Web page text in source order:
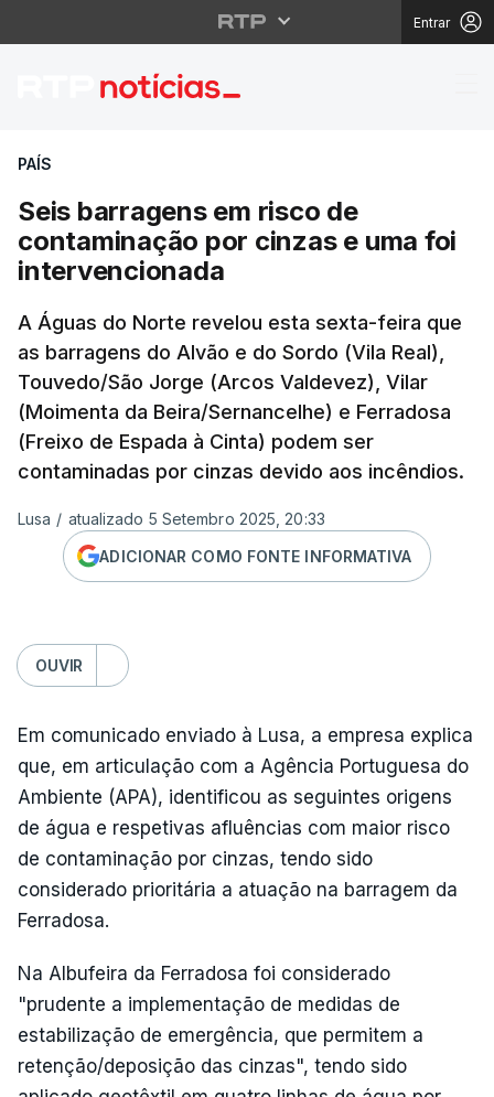
Entrar
Seis barragens em
PAÍS
Seis barragens em risco de
contaminação por cinzas e uma foi
intervencionada
A Águas do Norte revelou esta sexta-feira que
as barragens do Alvão e do Sordo (Vila Real),
Touvedo/São Jorge (Arcos Valdevez), Vilar
(Moimenta da Beira/Sernancelhe) e Ferradosa
(Freixo de Espada à Cinta) podem ser
contaminadas por cinzas devido aos incêndios.
Lusa / atualizado 5 Setembro 2025, 20:33
ADICIONAR COMO FONTE INFORMATIVA
OUVIR
Em comunicado enviado à Lusa, a empresa explica
que, em articulação com a Agência Portuguesa do
Ambiente (APA), identificou as seguintes origens
de água e respetivas afluências com maior risco
de contaminação por cinzas, tendo sido
considerado prioritária a atuação na barragem da
Ferradosa.
Na Albufeira da Ferradosa foi considerado
"prudente a implementação de medidas de
estabilização de emergência, que permitem a
retenção/deposição das cinzas", tendo sido